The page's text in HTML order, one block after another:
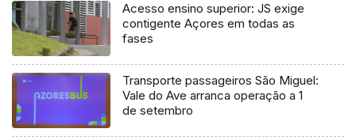
Acesso ensino superior: JS exige
contigente Açores em todas as
fases
Transporte passageiros São Miguel:
Vale do Ave arranca operação a 1
de setembro